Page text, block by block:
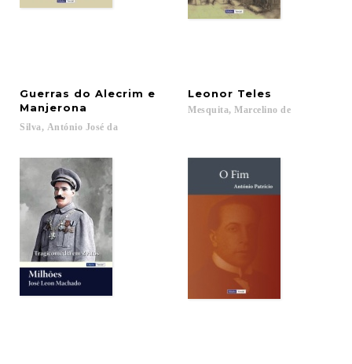
Guerras do Alecrim e
Manjerona
Silva, António José da
Leonor Teles
Mesquita, Marcelino de